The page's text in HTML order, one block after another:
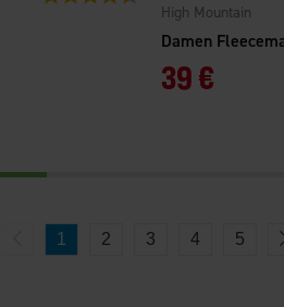
Damen
High Mountain
39 €
1 2 3 4 5